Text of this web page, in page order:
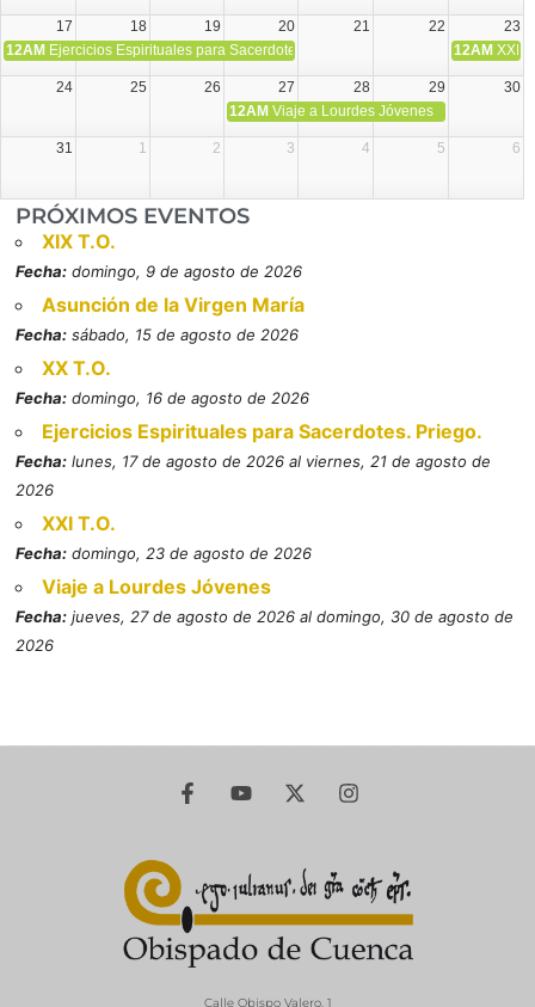
17 18 19 20 21 22
23
12AM Ejercicios Espirituales para Sacerdotes. Priego. 12AM XXI
24 25 26 27 28 29
30
12AM Viaje a Lourdes Jóvenes
31 1 2 3 4 5 6
PRÓXIMOS EVENTOS
XIX T.O.
Fecha: domingo, 9 de agosto de 2026
Asunción de la Virgen María
Fecha: sábado, 15 de agosto de 2026
XX T.O.
Fecha: domingo, 16 de agosto de 2026
Ejercicios Espirituales para Sacerdotes. Priego.
Fecha: lunes, 17 de agosto de 2026 al viernes, 21 de agosto de
2026
XXI T.O.
Fecha: domingo, 23 de agosto de 2026
Viaje a Lourdes Jóvenes
Fecha: jueves, 27 de agosto de 2026 al domingo, 30 de agosto de
2026
Calle Obispo Valero, 1